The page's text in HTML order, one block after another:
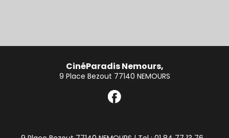
CinéParadis Nemours,
9 Place Bezout 77140 NEMOURS